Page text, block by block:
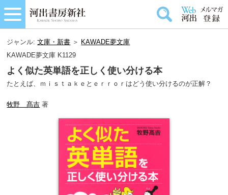
ジャンル:文庫・新書 ＞ KAWADE夢文庫
KAWADE夢文庫 K1129
よく似た英単語を正しく使い分ける本
たとえば、ｍｉｓｔａｋｅとｅｒｒｏｒはどう使い分けるのが正解？
牧野 髙吉 著